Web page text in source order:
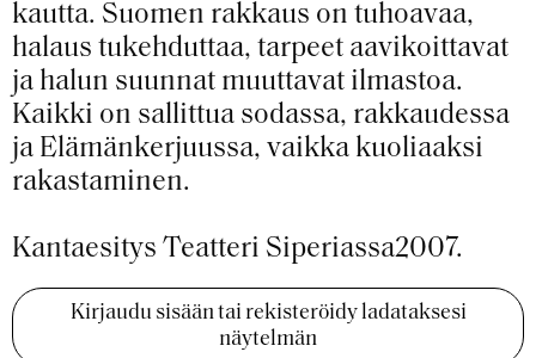
kautta. Suomen rakkaus on tuhoavaa,
halaus tukehduttaa, tarpeet aavikoittavat
ja halun suunnat muuttavat ilmastoa.
Kaikki on sallittua sodassa, rakkaudessa
ja Elämänkerjuussa, vaikka kuoliaaksi
rakastaminen.
Kantaesitys Teatteri Siperiassa2007.
Kirjaudu sisään tai rekisteröidy ladataksesi
näytelmän